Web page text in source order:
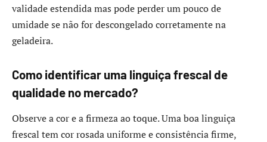
validade estendida mas pode perder um pouco de
umidade se não for descongelado corretamente na
geladeira.
Como identificar uma linguiça frescal de
qualidade no mercado?
Observe a cor e a firmeza ao toque. Uma boa linguiça
frescal tem cor rosada uniforme e consistência firme,